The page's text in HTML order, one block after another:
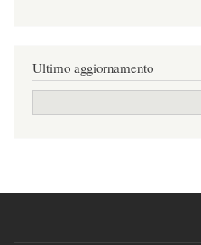
Ultimo aggiornamento